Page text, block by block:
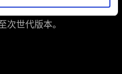
次世代版本。